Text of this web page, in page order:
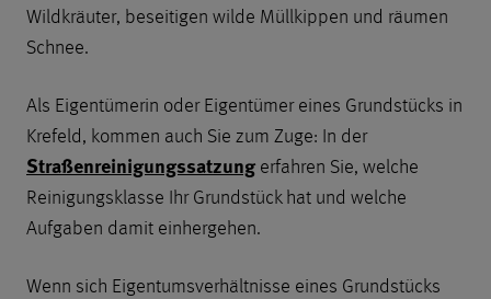
Wildkräuter, beseitigen wilde Müllkippen und räumen
Schnee.
Als Eigentümerin oder Eigentümer eines Grundstücks in
Krefeld, kommen auch Sie zum Zuge: In der
Straßenreinigungssatzung erfahren Sie, welche
Reinigungsklasse Ihr Grundstück hat und welche
Aufgaben damit einhergehen.
Wenn sich Eigentumsverhältnisse eines Grundstücks